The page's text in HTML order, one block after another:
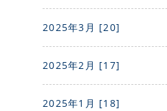
2025年3月 [20]
2025年2月 [17]
2025年1月 [18]